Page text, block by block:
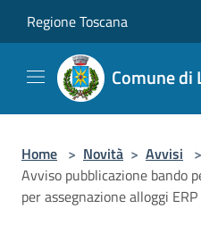
Regione Toscana
Comune di
Home > Novità > Avvisi >
Avviso pubblicazione bando
per assegnazione alloggi ERP